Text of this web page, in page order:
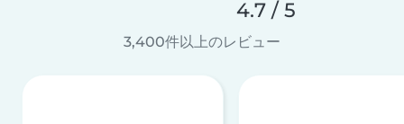
4.7 / 5
3,400件以上のレビュー